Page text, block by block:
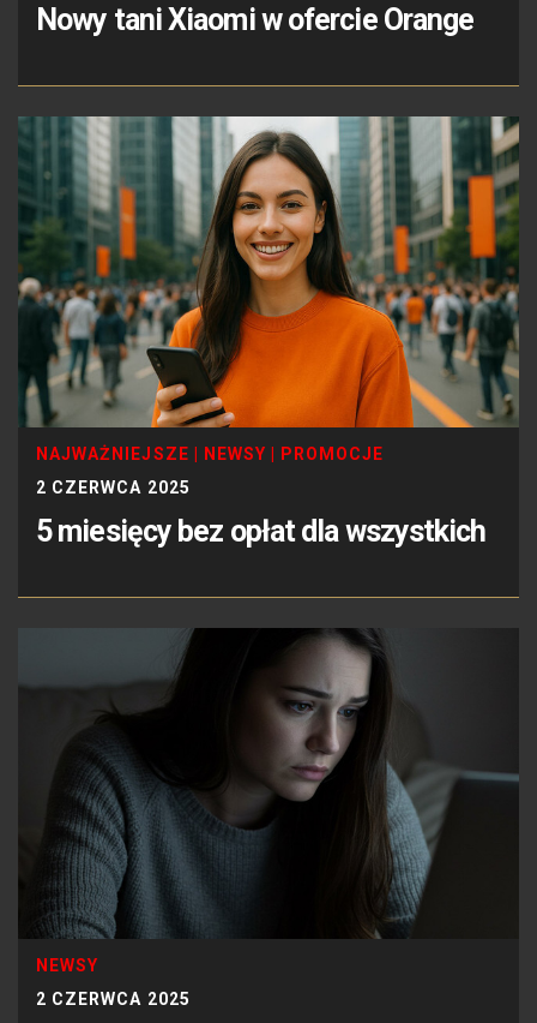
Nowy tani Xiaomi w ofercie Orange
NAJWAŻNIEJSZE NEWSY
PROMOCJE
2 CZERWCA 2025
5 miesięcy bez opłat dla wszystkich
NEWSY
2 CZERWCA 2025